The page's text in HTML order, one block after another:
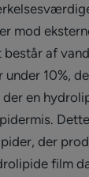
mod
består af
10%,
en
der
film